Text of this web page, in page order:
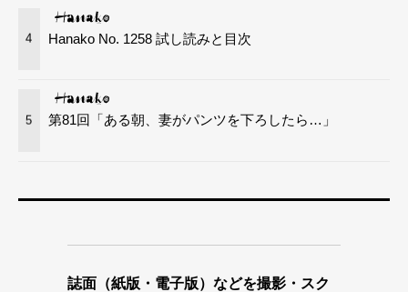
4 Hanako No. 1258 試し読みと目次
5 第81回「ある朝、妻がパンツを下ろしたら…」
誌面（紙版・電子版）などを撮影・スク